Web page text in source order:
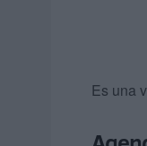
Es una